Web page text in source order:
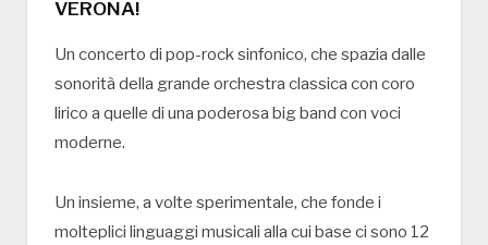
VERONA!
Un concerto di pop-rock sinfonico, che spazia dalle
sonorità della grande orchestra classica con coro
lirico a quelle di una poderosa big band con voci
moderne.
Un insieme, a volte sperimentale, che fonde i
molteplici linguaggi musicali alla cui base ci sono 12